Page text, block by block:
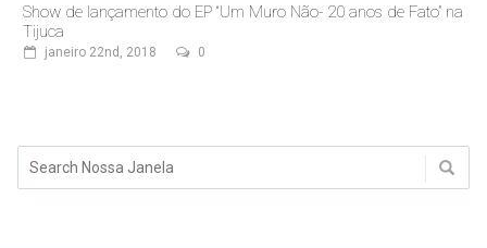
Show de lançamento do EP “Um Muro Não- 20 anos de Fato” na
Tijuca
janeiro 22nd, 2018 0